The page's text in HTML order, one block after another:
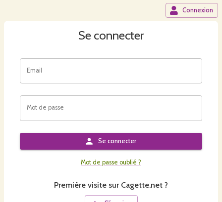
Connexion
Se connecter
Email
Mot de passe
Se connecter
Mot de passe oublié ?
Première visite sur Cagette.net ?